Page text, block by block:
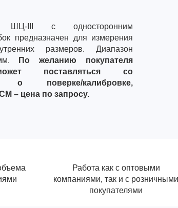
ШЦ-III с односторонним
предназначен для измерения
размеров. Диапазон
По желанию покупателя
поставляться со
о поверке/калибровке,
– цена по запросу.
Работа как с оптовыми
компаниями, так и с розничными
покупателями